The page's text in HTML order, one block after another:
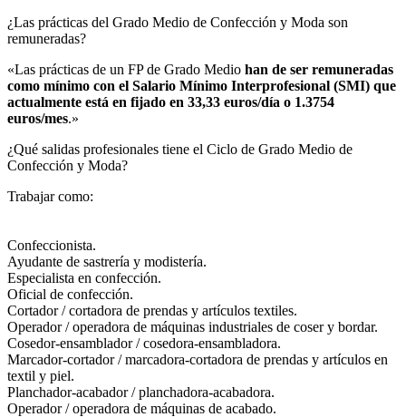
¿Las prácticas del Grado Medio de Confección y Moda son
remuneradas?​
«Las prácticas de un FP de Grado Medio han de ser remuneradas
como mínimo con el Salario Mínimo Interprofesional (SMI) que
actualmente está en fijado en 33,33 euros/día o 1.3754
euros/mes.»
¿Qué salidas profesionales tiene el Ciclo de Grado Medio de
Confección y Moda?​
Trabajar como:
Confeccionista.
Ayudante de sastrería y modistería.
Especialista en confección.
Oficial de confección.
Cortador / cortadora de prendas y artículos textiles.
Operador / operadora de máquinas industriales de coser y bordar.
Cosedor-ensamblador / cosedora-ensambladora.
Marcador-cortador / marcadora-cortadora de prendas y artículos en
textil y piel.
Planchador-acabador / planchadora-acabadora.
Operador / operadora de máquinas de acabado.